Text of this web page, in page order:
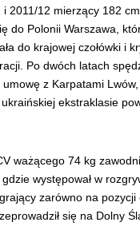
2011/12 mierzący 182
do Polonii Warszawa,
do krajowej czołówki i
Po dwóch latach
umowę z Karpatami
ekstraklasie
ważącego 74 kg
występował w
zarówno na pozycji
się na Dolny